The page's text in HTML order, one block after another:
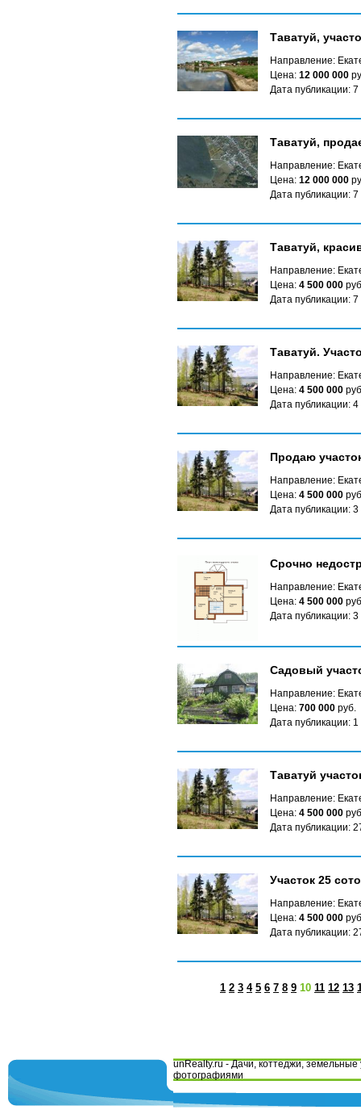
Таватуй,
Направление:
Цена: 12 000 000
Дата публикации:
Таватуй,
Направление:
Цена: 12 000 000
Дата публикации:
Таватуй,
Направление:
Цена: 4 500 000
Дата публикации:
Таватуй.
Направление:
Цена: 4 500 000
Дата публикации:
Продаю
Направление:
Цена: 4 500 000
Дата публикации:
Срочно
Направление:
Цена: 4 500 000
Дата публикации:
Садовый
Направление:
Цена: 700 000 руб.
Дата публикации:
Таватуй
Направление:
Цена: 4 500 000
Дата публикации:
Участок 25
Направление:
Цена: 4 500 000
Дата публикации:
1 2 3 4 5 6 7 8 9 10 11 12 13
unRealty.ru - Дачи, коттеджи, земельные
фотографиями